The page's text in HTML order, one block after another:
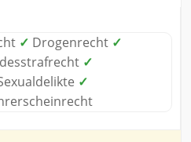
✓ Drogenrecht ✓
✓
✓